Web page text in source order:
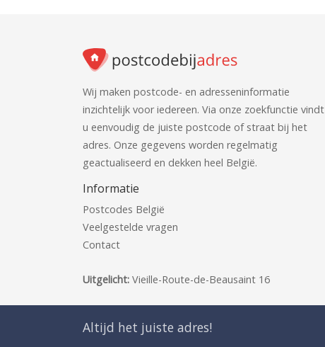
Wij maken postcode- en adresseninformatie
inzichtelijk voor iedereen. Via onze zoekfunctie vindt
u eenvoudig de juiste postcode of straat bij het
adres. Onze gegevens worden regelmatig
geactualiseerd en dekken heel België.
Informatie
Postcodes België
Veelgestelde vragen
Contact
Uitgelicht: Vieille-Route-de-Beausaint 16
Altijd het juiste adres!